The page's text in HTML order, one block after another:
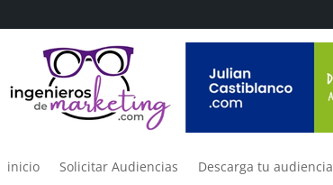
inicio Solicitar Audiencias Descarga tu audiencia